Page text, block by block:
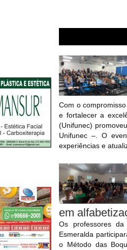
Com o
e fortalecer a
(Unifunec)
Unifunec –. O
experiências e
em
Os professores
Esmeralda
o Método das